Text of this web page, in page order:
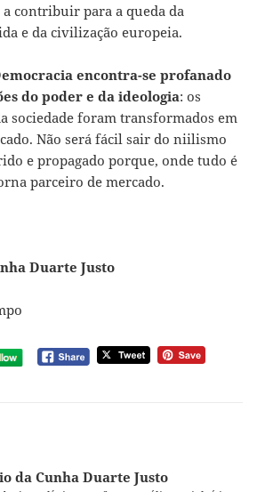
a contribuir para a queda da
e da civilização europeia.
encontra-se profanado
do poder e da ideologia: os
sociedade foram transformados em
Não será fácil sair do niilismo
e propagado porque, onde tudo é
parceiro de mercado.
Duarte Justo
da Cunha Duarte Justo